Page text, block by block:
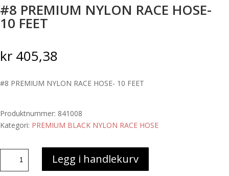
#8 PREMIUM NYLON RACE HOSE-
10 FEET
kr 405,38
#8 PREMIUM NYLON RACE HOSE- 10 FEET
Produktnummer: 841008
Kategori: PREMIUM BLACK NYLON RACE HOSE
#8
PREMIUM
Legg i handlekurv